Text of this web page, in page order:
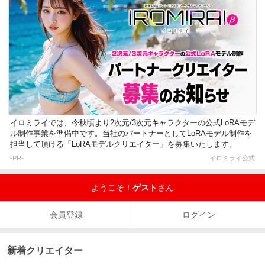
イロミライでは、今秋頃より2次元/3次元キャラクターの公式LoRAモデ
ル制作事業を準備中です。当社のパートナーとしてLoRAモデル制作を
担当して頂ける「LoRAモデルクリエイター」を募集いたします。
-PR- イロミライ公式
ようこそ！ ゲストさん
会員登録 ログイン
新着クリエイター